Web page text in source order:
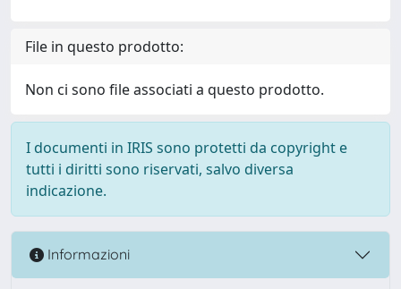
File in questo prodotto:
Non ci sono file associati a questo prodotto.
I documenti in IRIS sono protetti da copyright e
tutti i diritti sono riservati, salvo diversa
indicazione.
Informazioni